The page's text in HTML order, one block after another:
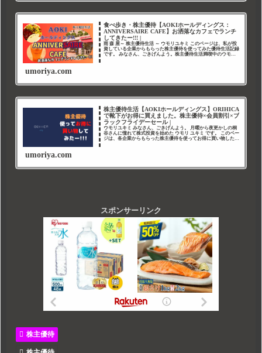
食べ歩き・株主優待【AOKIホールディングス：
ANNIVERSAIRE CAFE】お洒落なカフェでランチ
してきたー!!! |
雨 森 屋～ 株主優待生活 ～ ウモリユキミ このページは、私が投
資している企業からもらった株主優待を使ってみた優待生活記録
です。 みなさん、ごきげんよう。株主優待生活満喫中のウモリ
umoriya.com
株主優待生活【AOKIホールディングス】ORIHICA
で靴下がお得に買えました。株主優待×会員割引×ブ
ラックフライデーセール |
ウモリユキミ みなさん、ごきげんよう。 月曜から夜更かしの桐
谷さんに憧れて株式投資を始めた ウモリ ユキミ です。 このペー
ジは、各企業からもらった株主優待を使ってお得に買い物した
umoriya.com
スポンサーリンク
株主優待